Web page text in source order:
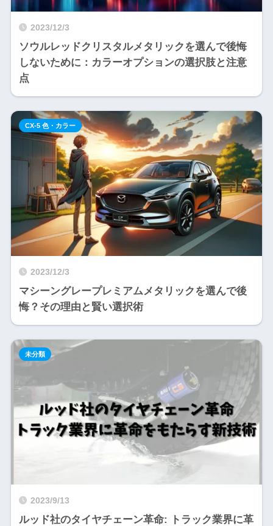
2023/12/3
ソウルレッドクリスタルメタリックを選んで後悔
しないために：カラーオプションの選択肢と注意
点
2023/12/3
マシーングレープレミアムメタリックを選んで後
悔？その理由と賢い選択術
CX-5 色・カラー
2023/9/13
ルッド社のタイヤチェーン革命: トラック業界に革
未分類